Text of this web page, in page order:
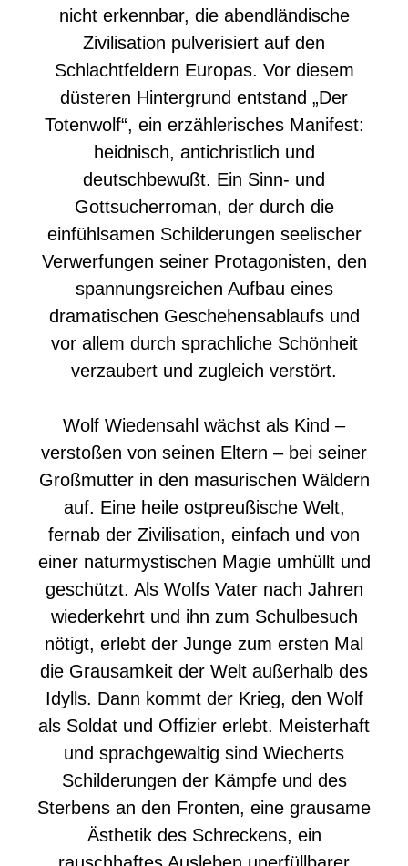
nicht erkennbar, die abendländische
Zivilisation pulverisiert auf den
Schlachtfeldern Europas. Vor diesem
düsteren Hintergrund entstand „Der
Totenwolf“, ein erzählerisches Manifest:
heidnisch, antichristlich und
deutschbewußt. Ein Sinn- und
Gottsucherroman, der durch die
einfühlsamen Schilderungen seelischer
Verwerfungen seiner Protagonisten, den
spannungsreichen Aufbau eines
dramatischen Geschehensablaufs und
vor allem durch sprachliche Schönheit
verzaubert und zugleich verstört.
Wolf Wiedensahl wächst als Kind –
verstoßen von seinen Eltern – bei seiner
Großmutter in den masurischen Wäldern
auf. Eine heile ostpreußische Welt,
fernab der Zivilisation, einfach und von
einer naturmystischen Magie umhüllt und
geschützt. Als Wolfs Vater nach Jahren
wiederkehrt und ihn zum Schulbesuch
nötigt, erlebt der Junge zum ersten Mal
die Grausamkeit der Welt außerhalb des
Idylls. Dann kommt der Krieg, den Wolf
als Soldat und Offizier erlebt. Meisterhaft
und sprachgewaltig sind Wiecherts
Schilderungen der Kämpfe und des
Sterbens an den Fronten, eine grausame
Ästhetik des Schreckens, ein